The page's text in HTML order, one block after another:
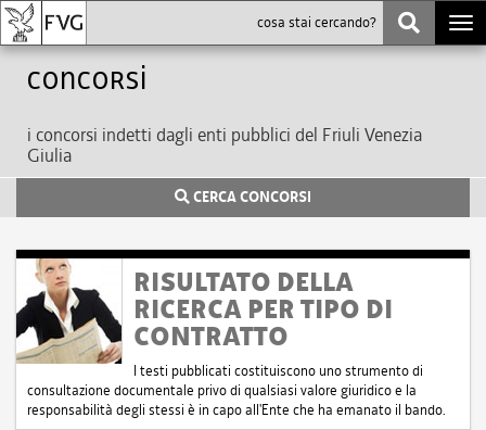
Concorsi
i concorsi indetti dagli enti pubblici del Friuli Venezia
Giulia
CERCA CONCORSI
RISULTATO DELLA
RICERCA PER TIPO DI
CONTRATTO
I testi pubblicati costituiscono uno strumento di
consultazione documentale privo di qualsiasi valore giuridico e la
responsabilità degli stessi è in capo all'Ente che ha emanato il bando.